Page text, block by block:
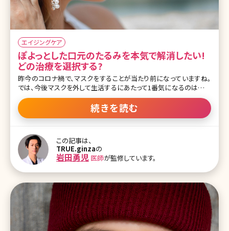
エイジングケア
ぽよっとした口元のたるみを本気で解消したい!
どの治療を選択する?
昨今のコロナ禍で、マスクをすることが当たり前になっていますね。
では、今後マスクを外して生活するにあたって1番気になるのは目の
下からフェイスラインまでの中顔面及び下顔面です。特に、ほうれい
線や口元のぽよっとしたたるみで悩まれている方が多いです。ダイエ
ットで改善すると思っても効果がなかったり、そればかりか歳を重ね
んな口横のなかなか落ちないぽよっとしたたるみについて解説して
いきます。 顔のマッサージや筋トレなどYouTubeやInstagramで様々
なものが紹介されていますが、美容看護師として言わせていただくと
それでは口元のぽよっとしたたるみには効果が薄く改善はほぼしな
いと考えられます。なぜなら、口横は筋肉がつきにくく脂肪のボリュー
医師からのワンポイント】たる
続きを読む
この記事は、
TRUE.ginzaの
岩田勇児 医師が監修しています。